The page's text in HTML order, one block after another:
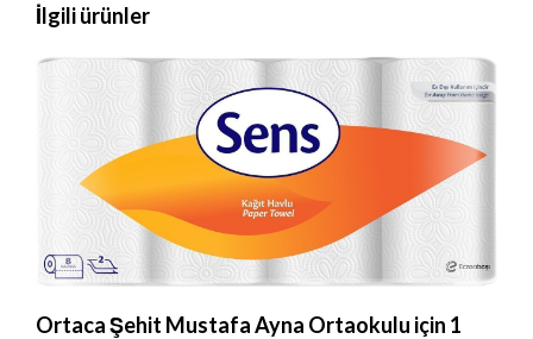
adet
İlgili ürünler
Ortaca Şehit Mustafa Ayna Ortaokulu için 1